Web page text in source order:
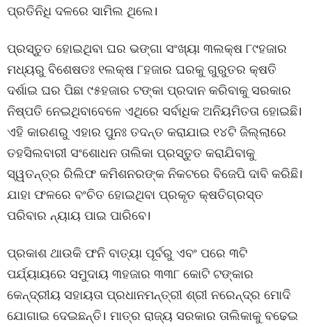
ପ୍ରତିନିଧି ଦଳରେ ସାମିଲ ଥିଲେ।
ପ୍ରସ୍ତୁତ ହୋଇଥିବା ଘର ଭଙ୍ଗା ସଂଖ୍ୟା ୩ଲକ୍ଷ ୮୯ହଜାର
ମଧ୍ୟରୁ ବିଶେଷତଃ ୧ଲକ୍ଷ ୮ହଜାର ଘରକୁ ଗୁରୁତର କ୍ଷତି
ଦର୍ଶାଇ ଘର ପିଛା ୯୫ହଜାର ଟଙ୍କା ପ୍ରଦାନ କରିବାକୁ ସରକାର
ନିଷ୍ପତି ନେଇଥିବାବେଳେ ଏଥିରେ ସର୍ବାଧିକ ଅନିୟମିତତା ହୋଇଛି।
ଏହି କାରଣରୁ ଏହାର ପୁନଃ ତଦନ୍ତ କରାଯାଇ ୧୪ଟି ଜିଲ୍ଲାରେ
ତହସିଲବାରୀ ସଂଶୋଧନ ତାଲିକା ପ୍ରସ୍ତୁତ କରାଯିବାକୁ
ସ୍ୱତନ୍ତ୍ର ରିଲିଫ କମିଶନରଙ୍କ ନିକଟରେ ବିଜେପି ଦାବି କରିଛି।
ଯାହା ଫଳରେ ବଂଚିତ ହୋଇଥିବା ପ୍ରକୃତ କ୍ଷତିଗ୍ରସ୍ତ
ପରିବାର ନ୍ୟାୟ ପାଇ ପାରିବେ।
ପ୍ରକାଶ ଥାଉକି ଫନି ବାତ୍ୟା ପୂର୍ବରୁ ଏବଂ ପରେ ୩ଟି
ପର୍ଯ୍ୟାୟରେ ସମୁଦାୟ ୩ହଜାର ୩୩୮ କୋଟି ଟଙ୍କାର
କେନ୍ଦ୍ରୀୟ ସହାୟତା ପ୍ରଧାନମନ୍ତ୍ରୀ ଶ୍ରୀ ନରେନ୍ଦ୍ର ମୋଦି
ଯୋଗାଇ ଦେଇଛନ୍ତି। ମାତ୍ର ରାଜ୍ୟ ସରକାର ତାଲିକାକୁ ବଢେଇ